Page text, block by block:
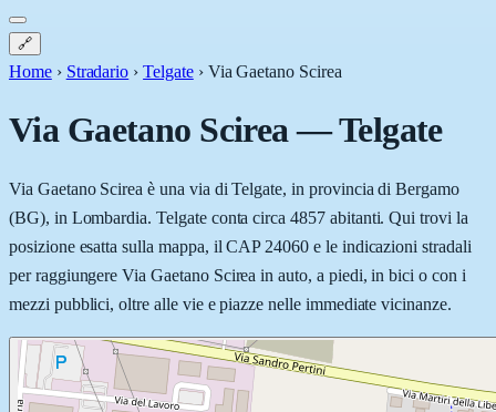
🔗
Home › Stradario › Telgate › Via Gaetano Scirea
Via Gaetano Scirea—Telgate
Via Gaetano Scirea è una via di Telgate, in provincia di Bergamo
(BG), in Lombardia. Telgate conta circa 4857 abitanti. Qui trovi la
posizione esatta sulla mappa, il CAP 24060 e le indicazioni stradali
per raggiungere Via Gaetano Scirea in auto, a piedi, in bici o con i
mezzi pubblici, oltre alle vie e piazze nelle immediate vicinanze.